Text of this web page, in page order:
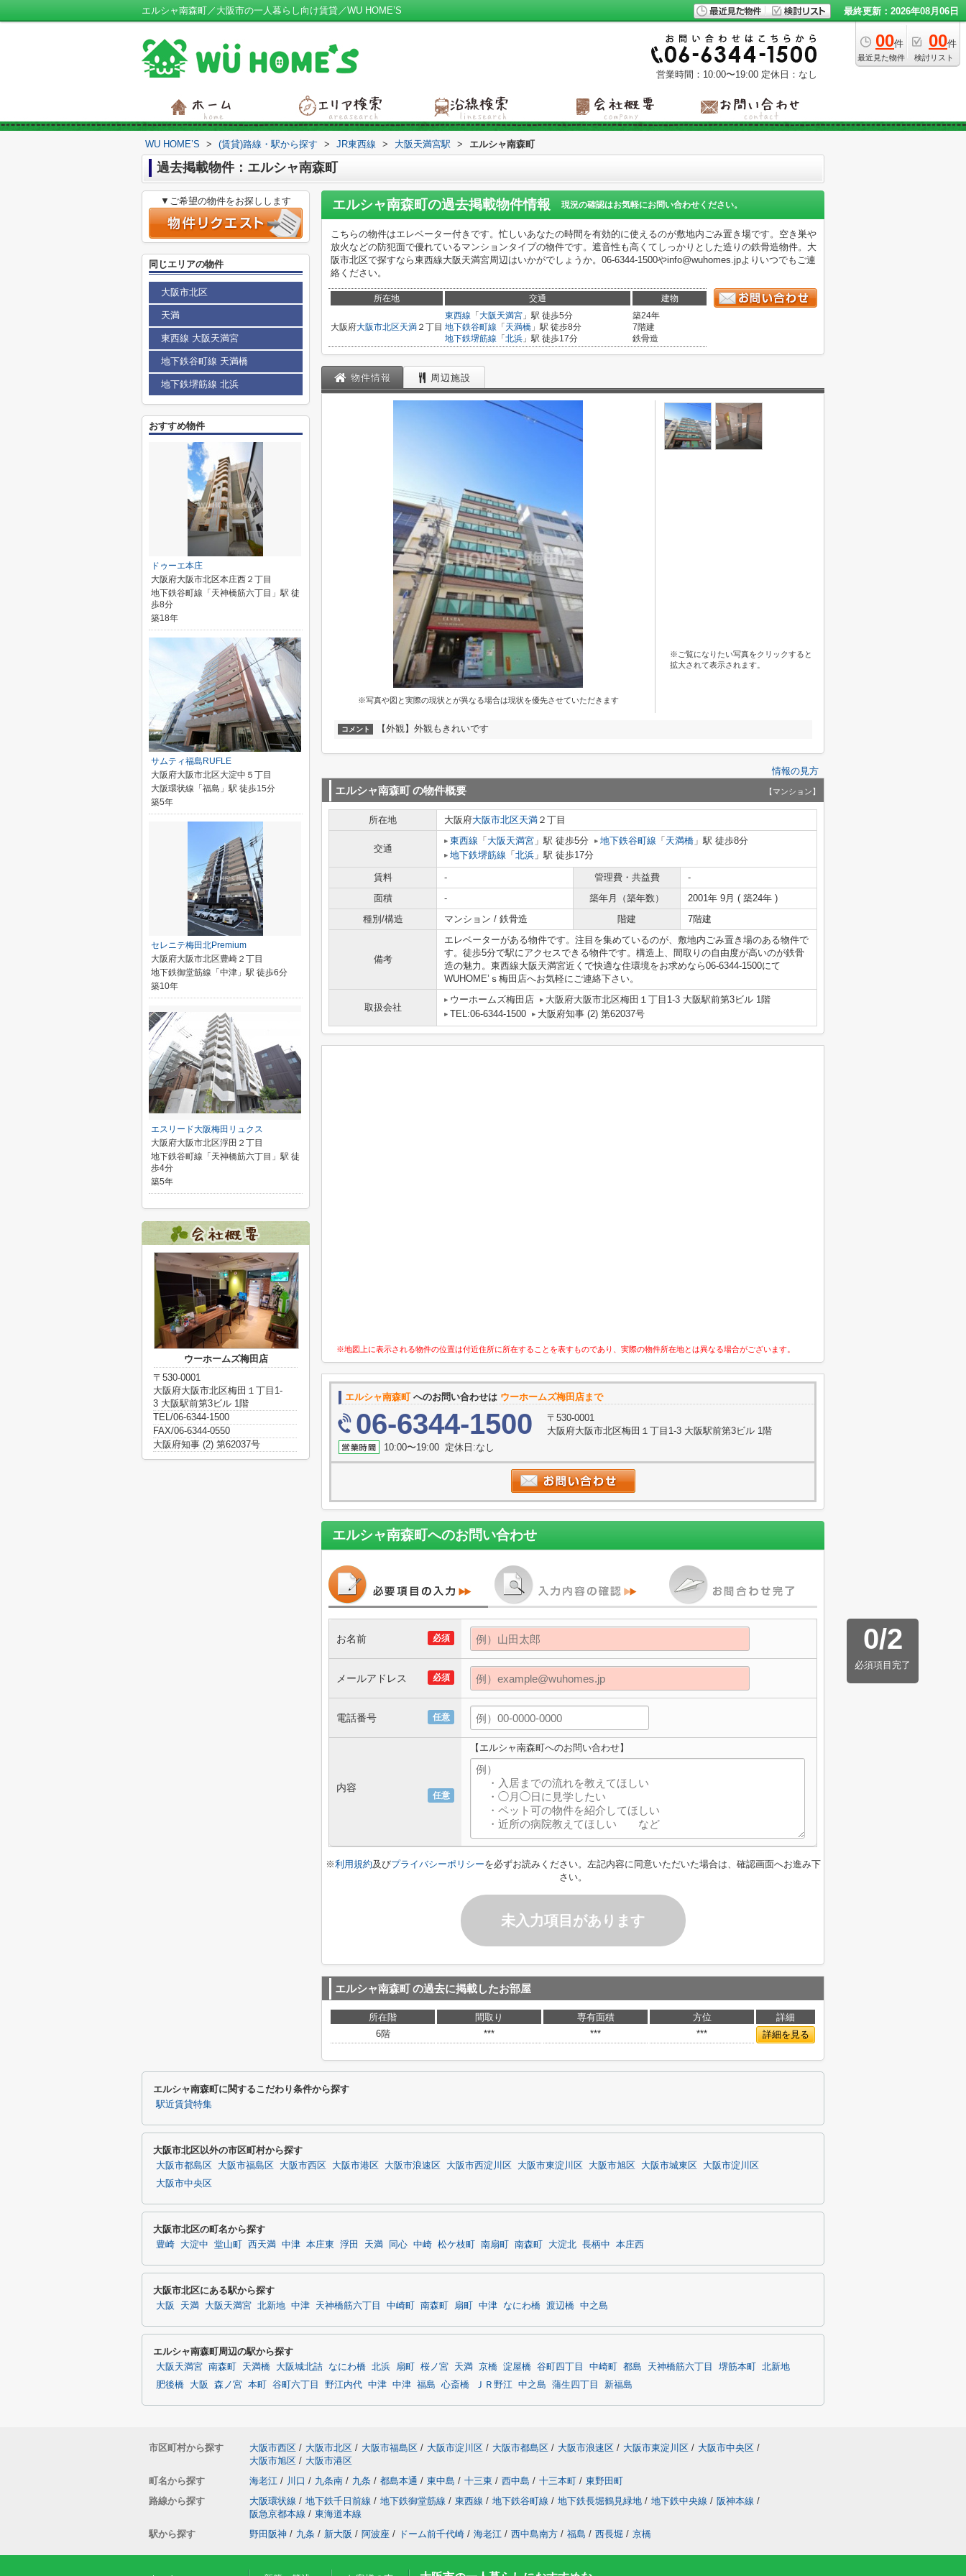
エルシャ南森町／大阪市の一人暮らし向け賃貸／WU HOME’S 最終更新：2026年08月06日
00件
最近見た物件
00件
検討リスト
営業時間：10:00〜19:00 定休日：なし
WU HOME’S > (賃貸)路線・駅から探す > JR東西線 > 大阪天満宮駅 > エルシャ南森町
過去掲載物件：エルシャ南森町
エルシャ南森町の過去掲載物件情報 現況の確認はお気軽にお問い合わせください。
こちらの物件はエレベーター付きです。忙しいあなたの時間を有効的に使えるのが敷地内ごみ置き場です。空き巣や
放火などの防犯面で優れているマンションタイプの物件です。遮音性も高くてしっかりとした造りの鉄骨造物件。大
阪市北区で探すなら東西線大阪天満宮周辺はいかがでしょうか。06-6344-1500やinfo@wuhomes.jpよりいつでもご連
絡ください。
所在地 交通 建物
大阪府大阪市北区天満 ２丁目
東西線 「 大阪天満宮 」駅 徒歩5分
地下鉄谷町線 「 天満橋 」駅 徒歩8分
地下鉄堺筋線 「 北浜 」駅 徒歩17分
築24年
7階建
鉄骨造
物件情報 周辺施設
※写真や図と実際の現状とが異なる場合は現状を優先させていただきます
※ご覧になりたい写真をクリックすると
拡大されて表示されます。
コメント 【外観】外観もきれいです
情報の見方
エルシャ南森町の物件概要 【マンション】
所在地 大阪府大阪市北区天満 ２丁目
交通
東西線 「 大阪天満宮 」駅 徒歩5分 地下鉄谷町線 「 天満橋 」駅 徒歩8分
地下鉄堺筋線 「 北浜 」駅 徒歩17分
賃料 - 管理費・共益費
-
面積
- 築年月（築年数）
2001年 9月 ( 築24年 )
種別/構造
マンション / 鉄骨造 階建 7階建
備考
エレベーターがある物件です。注目を集めているのが、敷地内ごみ置き場のある物件で
す。徒歩5分で駅にアクセスできる物件です。構造上、間取りの自由度が高いのが鉄骨
造の魅力。東西線大阪天満宮近くで快適な住環境をお求めなら06-6344-1500にて
WUHOME’ｓ梅田店へお気軽にご連絡下さい。
取扱会社
ウーホームズ梅田店
大阪府大阪市北区梅田１丁目1-3 大阪駅前第3ビル 1階
TEL:06-6344-1500
大阪府知事 (2) 第62037号
※地図上に表示される物件の位置は付近住所に所在することを表すものであり、実際の物件所在地とは異なる場合がございます。
エルシャ南森町へのお問い合わせは ウーホームズ梅田店まで
06-6344-1500
〒530-0001
大阪府大阪市北区梅田１丁目1-3 大阪駅前第3ビル 1階
10:00〜19:00 定休日:なし
エルシャ南森町へのお問い合わせ
0/2
必須項目完了
必須
お名前
必須
メールアドレス
任意
電話番号
任意
内容
【エルシャ南森町へのお問い合わせ】
※利用規約及びプライバシーポリシーを必ずお読みください。左記内容に同意いただいた場合は、確認画面へお進み下
さい。
未入力項目があります
エルシャ南森町の過去に掲載したお部屋
所在階 間取り 専有面積 方位
詳細
6階
*** *** *** 詳細を見る
▼ご希望の物件をお探しします
同じエリアの物件
大阪市北区
天満
東西線 大阪天満宮
地下鉄谷町線 天満橋
地下鉄堺筋線 北浜
おすすめ物件
ドゥーエ本庄
大阪府大阪市北区本庄西２丁目
地下鉄谷町線「天神橋筋六丁目」駅 徒
歩8分
築18年
サムティ福島RUFLE
大阪府大阪市北区大淀中５丁目
大阪環状線「福島」駅 徒歩15分
築5年
セレニテ梅田北Premium
大阪府大阪市北区豊崎２丁目
地下鉄御堂筋線「中津」駅 徒歩6分
築10年
エスリード大阪梅田リュクス
大阪府大阪市北区浮田２丁目
地下鉄谷町線「天神橋筋六丁目」駅 徒
歩4分
築5年
ウーホームズ梅田店
〒530-0001
大阪府大阪市北区梅田１丁目1-
3 大阪駅前第3ビル 1階
TEL/06-6344-1500
FAX/06-6344-0550
大阪府知事 (2) 第62037号
エルシャ南森町に関するこだわり条件から探す
駅近賃貸特集
大阪市北区以外の市区町村から探す
大阪市都島区 大阪市福島区 大阪市西区 大阪市港区 大阪市浪速区 大阪市西淀川区 大阪市東淀川区 大阪市旭区 大阪市城東区
大阪市淀川区
大阪市中央区
大阪市北区の町名から探す
豊崎 大淀中 堂山町 西天満 中津 本庄東 浮田 天満 同心 中崎 松ケ枝町 南扇町 南森町 大淀北 長柄中 本庄西
大阪市北区にある駅から探す
大阪 天満 大阪天満宮 北新地 中津 天神橋筋六丁目 中崎町 南森町 扇町 中津 なにわ橋 渡辺橋 中之島
エルシャ南森町周辺の駅から探す
大阪天満宮 南森町 天満橋 大阪城北詰 なにわ橋 北浜 扇町 桜ノ宮 天満 京橋 淀屋橋 谷町四丁目 中崎町 都島 天神橋筋六丁目 堺筋本町
北新地
肥後橋
大阪 森ノ宮 本町 谷町六丁目 野江内代 中津 中津 福島 心斎橋 ＪＲ野江 中之島 蒲生四丁目 新福島
市区町村から探す 大阪市西区 / 大阪市北区 / 大阪市福島区 / 大阪市淀川区 / 大阪市都島区 / 大阪市浪速区 / 大阪市東淀川区 / 大阪市中央区 /
大阪市旭区 / 大阪市港区
町名から探す
海老江 / 川口 / 九条南 / 九条 / 都島本通 / 東中島 / 十三東 / 西中島 / 十三本町 / 東野田町
路線から探す
大阪環状線 / 地下鉄千日前線 / 地下鉄御堂筋線 / 東西線 / 地下鉄谷町線 / 地下鉄長堀鶴見緑地 / 地下鉄中央線 / 阪神本線 /
阪急京都本線 / 東海道本線
駅から探す
野田阪神 / 九条 / 新大阪 / 阿波座 / ドーム前千代崎 / 海老江 / 西中島南方 / 福島 / 西長堀 / 京橋